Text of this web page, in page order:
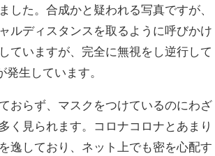
した。合成かと疑われる写真ですが、
ルディスタンスを取るように呼びかけ
ていますが、完全に無視をし逆行して
生しています。
おらず、マスクをつけているのにわざ
く見られます。コロナコロナとあまり
逸しており、ネット上でも密を心配す